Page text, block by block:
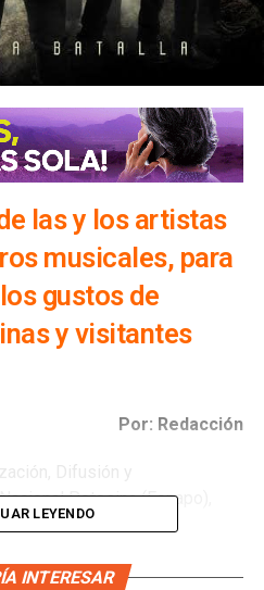
las y los artistas
musicales, para
gustos de
y visitantes
Por: Redacción
Difusión y
Potosina (Fenapo),
nacionales e
2024, de los que destacan:
LEYENDO
INTERESAR